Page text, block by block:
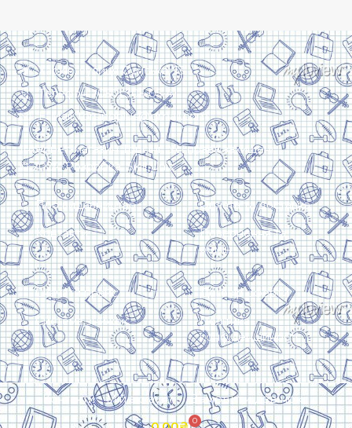
Харків, вулиця Сумська, 13
Телефон: (050) 305-05-41
E-Mail: torsingplus@gmail.com
Інтернет-магазин Торсінг. Усі права захищені
© 2024. Розробка:Skill Unit
Про видавництво
Контакти
Оплата та доставка
Повернення та
обмін
Скачати прайс
Система знижок
Договір оферти
Політика
конфіденційності
Контакти Мій аккаунт
Замовити дзвінок
0